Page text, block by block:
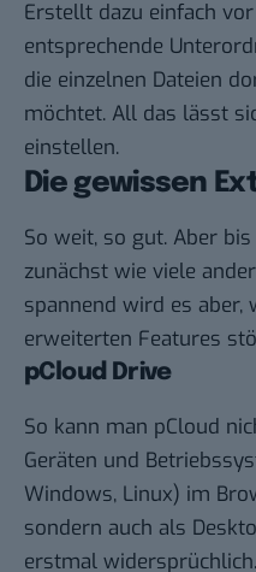
Erstellt dazu einfach
entsprechende
die einzelnen Dateien
möchtet. All das lässt
einstellen.
Die gewissen
So weit, so gut. Aber
zunächst wie viele
spannend wird es aber,
erweiterten Features
pCloud Drive
So kann man pCloud
Geräten und
Windows, Linux) im
sondern auch als
erstmal